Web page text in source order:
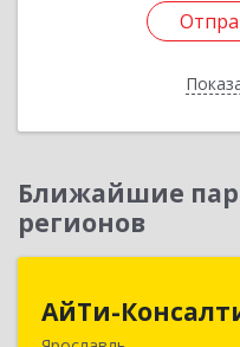
Ближайшие
регионов
АйТи-